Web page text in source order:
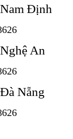
Định
An
Nẵng